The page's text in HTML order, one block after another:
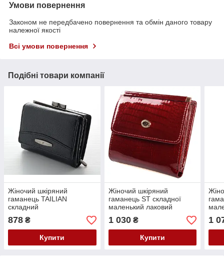
Умови повернення
Законом не передбачено повернення та обмін даного товару
належної якості
Всі умови повернення
Подібні товари компанії
Жіночий шкіряний
гаманець TAILIAN
складний
878 ₴
Купити
Жіночий шкіряний
гаманець ST складної
маленький лаковий
1 030₴
Купити
1